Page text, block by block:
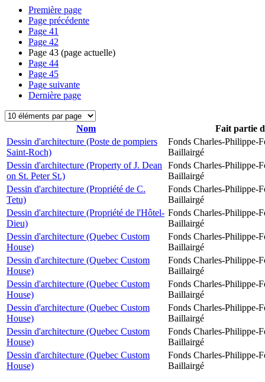
Première page
Page précédente
Page 41
Page 42
Page 43 (page actuelle)
Page 44
Page 45
Page suivante
Dernière page
Nom
Fait partie
Dessin d'architecture (Poste de pompiers
Saint-Roch)
Fonds Charles-Philippe-
Baillairgé
Dessin d'architecture (Property of J. Dean
on St. Peter St.)
Fonds Charles-Philippe-
Baillairgé
Dessin d'architecture (Propriété de C.
Tetu)
Fonds Charles-Philippe-
Baillairgé
Dessin d'architecture (Propriété de l'Hôtel-
Dieu)
Fonds Charles-Philippe-
Baillairgé
Dessin d'architecture (Quebec Custom
House)
Fonds Charles-Philippe-
Baillairgé
Dessin d'architecture (Quebec Custom
House)
Fonds Charles-Philippe-
Baillairgé
Dessin d'architecture (Quebec Custom
House)
Fonds Charles-Philippe-
Baillairgé
Dessin d'architecture (Quebec Custom
House)
Fonds Charles-Philippe-
Baillairgé
Dessin d'architecture (Quebec Custom
House)
Fonds Charles-Philippe-
Baillairgé
Dessin d'architecture (Quebec Custom
House)
Fonds Charles-Philippe-
Baillairgé